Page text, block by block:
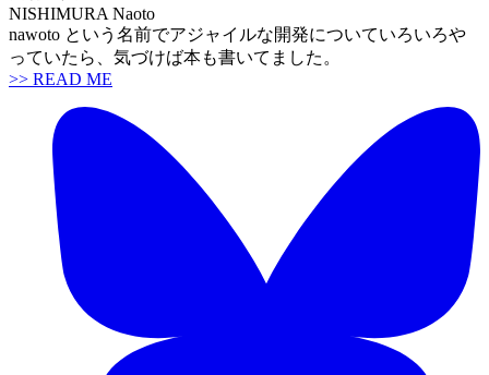
NISHIMURA Naoto
nawoto という名前でアジャイルな開発についていろいろや
っていたら、気づけば本も書いてました。
>> READ ME